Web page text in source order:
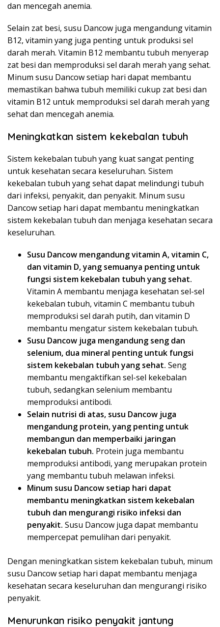
dan mencegah anemia.
Selain zat besi, susu Dancow juga mengandung vitamin
B12, vitamin yang juga penting untuk produksi sel
darah merah. Vitamin B12 membantu tubuh menyerap
zat besi dan memproduksi sel darah merah yang sehat.
Minum susu Dancow setiap hari dapat membantu
memastikan bahwa tubuh memiliki cukup zat besi dan
vitamin B12 untuk memproduksi sel darah merah yang
sehat dan mencegah anemia.
Meningkatkan sistem kekebalan tubuh
Sistem kekebalan tubuh yang kuat sangat penting
untuk kesehatan secara keseluruhan. Sistem
kekebalan tubuh yang sehat dapat melindungi tubuh
dari infeksi, penyakit, dan penyakit. Minum susu
Dancow setiap hari dapat membantu meningkatkan
sistem kekebalan tubuh dan menjaga kesehatan secara
keseluruhan.
Susu Dancow mengandung vitamin A, vitamin C,
dan vitamin D, yang semuanya penting untuk
fungsi sistem kekebalan tubuh yang sehat.
Vitamin A membantu menjaga kesehatan sel-sel
kekebalan tubuh, vitamin C membantu tubuh
memproduksi sel darah putih, dan vitamin D
membantu mengatur sistem kekebalan tubuh.
Susu Dancow juga mengandung seng dan
selenium, dua mineral penting untuk fungsi
sistem kekebalan tubuh yang sehat. Seng
membantu mengaktifkan sel-sel kekebalan
tubuh, sedangkan selenium membantu
memproduksi antibodi.
Selain nutrisi di atas, susu Dancow juga
mengandung protein, yang penting untuk
membangun dan memperbaiki jaringan
kekebalan tubuh. Protein juga membantu
memproduksi antibodi, yang merupakan protein
yang membantu tubuh melawan infeksi.
Minum susu Dancow setiap hari dapat
membantu meningkatkan sistem kekebalan
tubuh dan mengurangi risiko infeksi dan
penyakit. Susu Dancow juga dapat membantu
mempercepat pemulihan dari penyakit.
Dengan meningkatkan sistem kekebalan tubuh, minum
susu Dancow setiap hari dapat membantu menjaga
kesehatan secara keseluruhan dan mengurangi risiko
penyakit.
Menurunkan risiko penyakit jantung